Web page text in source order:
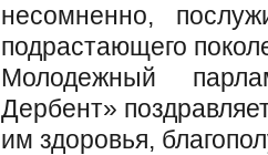
несомненно,
подрастающего
Молодежный
Дербент»
им здоровья,